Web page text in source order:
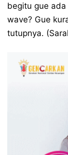
begitu gue
wave? Gue
tutupnya.